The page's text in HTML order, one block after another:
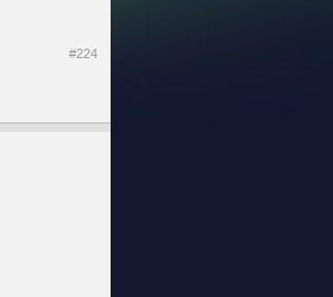
#224